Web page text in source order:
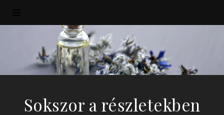
Sokszor a részletekben